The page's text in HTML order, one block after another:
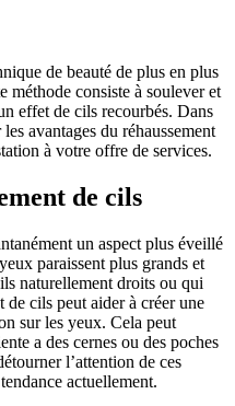
de beauté de plus en plus
méthode consiste à soulever et
effet de cils recourbés. Dans
avantages du réhaussement
à votre offre de services.
de cils
un aspect plus éveillé
paraissent plus grands et
naturellement droits ou qui
de cils peut aider à créer une
sur les yeux. Cela peut
a des cernes ou des poches
l’attention de ces
actuellement.